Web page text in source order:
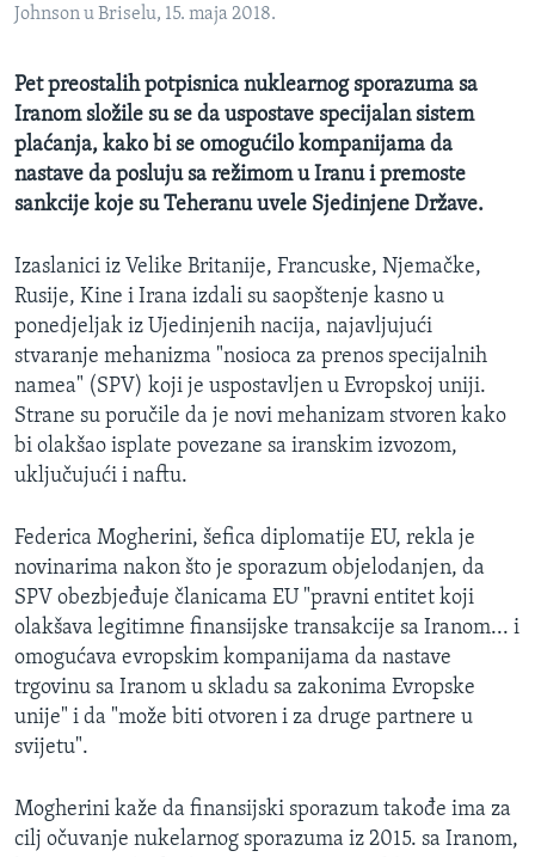
Johnson u Briselu, 15. maja 2018.
Pet preostalih potpisnica nuklearnog sporazuma sa
Iranom složile su se da uspostave specijalan sistem
plaćanja, kako bi se omogućilo kompanijama da
nastave da posluju sa režimom u Iranu i premoste
sankcije koje su Teheranu uvele Sjedinjene Države.
Izaslanici iz Velike Britanije, Francuske, Njemačke,
Rusije, Kine i Irana izdali su saopštenje kasno u
ponedjeljak iz Ujedinjenih nacija, najavljujući
stvaranje mehanizma "nosioca za prenos specijalnih
namea" (SPV) koji je uspostavljen u Evropskoj uniji.
Strane su poručile da je novi mehanizam stvoren kako
bi olakšao isplate povezane sa iranskim izvozom,
uključujući i naftu.
Federica Mogherini, šefica diplomatije EU, rekla je
novinarima nakon što je sporazum objelodanjen, da
SPV obezbjeđuje članicama EU "pravni entitet koji
olakšava legitimne finansijske transakcije sa Iranom... i
omogućava evropskim kompanijama da nastave
trgovinu sa Iranom u skladu sa zakonima Evropske
unije" i da "može biti otvoren i za druge partnere u
svijetu".
Mogherini kaže da finansijski sporazum takođe ima za
cilj očuvanje nukelarnog sporazuma iz 2015. sa Iranom,